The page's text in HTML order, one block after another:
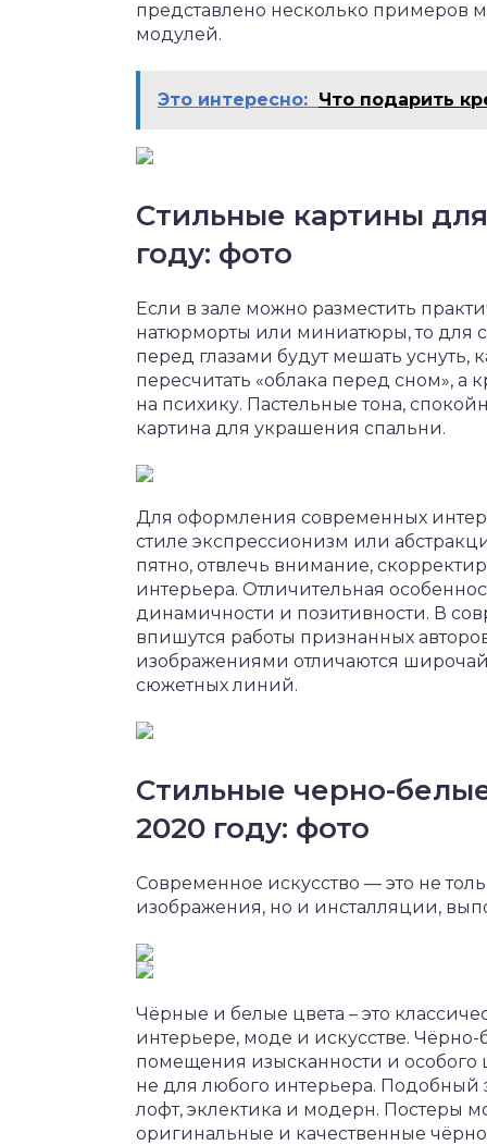
представлено несколько примеров
модулей.
Это интересно: Что подарить
Стильные картины
году: фото
Если в зале можно разместить
натюрморты или миниатюры, то для
перед глазами будут мешать уснуть,
пересчитать «облака перед сном»,
на психику. Пастельные тона,
картина для украшения спальни.
Для оформления современных
стиле экспрессионизм или
пятно, отвлечь внимание,
интерьера. Отличительная
динамичности и позитивности. В
впишутся работы признанных
изображениями отличаются
сюжетных линий.
Стильные черно-
2020 году: фото
Современное искусство — это не
изображения, но и инсталляции,
Чёрные и белые цвета – это
интерьере, моде и искусстве.
помещения изысканности и особого
не для любого интерьера. Подобный
лофт, эклектика и модерн. Постеры
оригинальные и качественные